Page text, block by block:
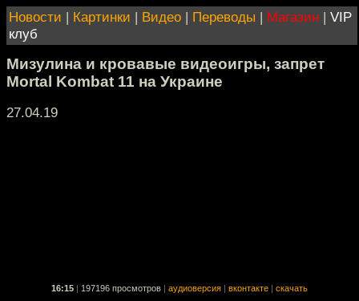
Новости | Картинки | Видео | Переводы | Магазин | VIP
клуб
Мизулина и кровавые видеоигры, запрет
Mortal Kombat 11 на Украине
27.04.19
16:15 197196 просмотров аудиоверсия вконтакте скачать